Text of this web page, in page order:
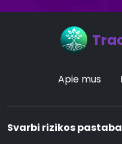
Apie mus
Svarbi rizikos